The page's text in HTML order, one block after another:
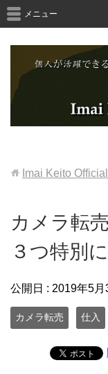
メニュー
Imai Keito
カメラ転
３つ特別
公開日 : 2019年5月
カメラ転売 仕入